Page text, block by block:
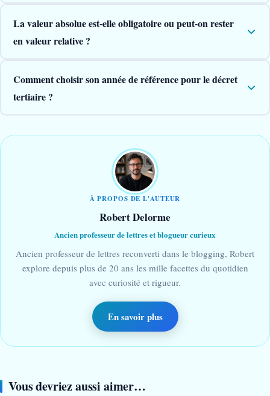
La valeur absolue est-elle obligatoire ou peut-on rester
en valeur relative ?
Comment choisir son année de référence pour le décret
tertiaire ?
À PROPOS DE L'AUTEUR
Robert Delorme
Ancien professeur de lettres et blogueur curieux
Ancien professeur de lettres reconverti dans le blogging, Robert
explore depuis plus de 20 ans les mille facettes du quotidien
avec curiosité et rigueur.
En savoir plus
Vous devriez aussi aimer…